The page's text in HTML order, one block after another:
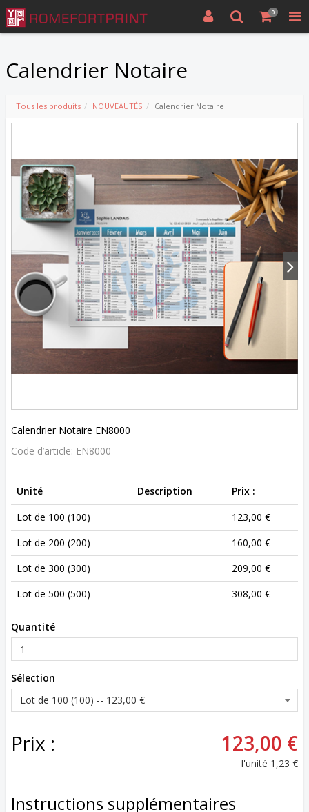
0
Calendrier Notaire
Tous les produits NOUVEAUTÉS Calendrier Notaire
Calendrier Notaire EN8000
Code d’article: EN8000
Unité Description
Prix :
Lot de 100 (100)
123,00 €
Lot de 200 (200)
160,00 €
Lot de 300 (300)
209,00 €
Lot de 500 (500)
308,00 €
Quantité
Sélection
Prix : 123,00 €
l'unité 1,23 €
Instructions supplémentaires